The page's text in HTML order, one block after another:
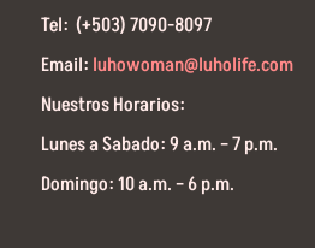
Tel: (+503) 7090-8097
Email: luhowoman@luholife.com
Nuestros Horarios:
Lunes a Sabado: 9 a.m. – 7 p.m.
Domingo: 10 a.m. – 6 p.m.